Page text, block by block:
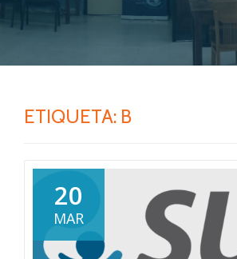
ETIQUETA: B
20
MAR